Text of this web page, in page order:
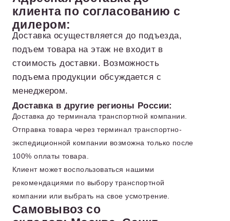
клиента по согласованию с
дилером:
Доставка осуществляется до подъезда,
подъем товара на этаж не входит в
стоимость доставки. Возможность
подъема продукции обсуждается с
менеджером.
Доставка в другие регионы России:
Доставка до терминала транспортной компании.
Отправка товара через терминал транспортно-
экспедиционной компании возможна только после
100% оплаты товара.
Клиент может воспользоваться нашими
рекомендациями по выбору транспортной
компании или выбрать на свое усмотрение.
Самовывоз со